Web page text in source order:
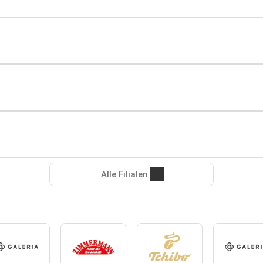
Alle Filialen